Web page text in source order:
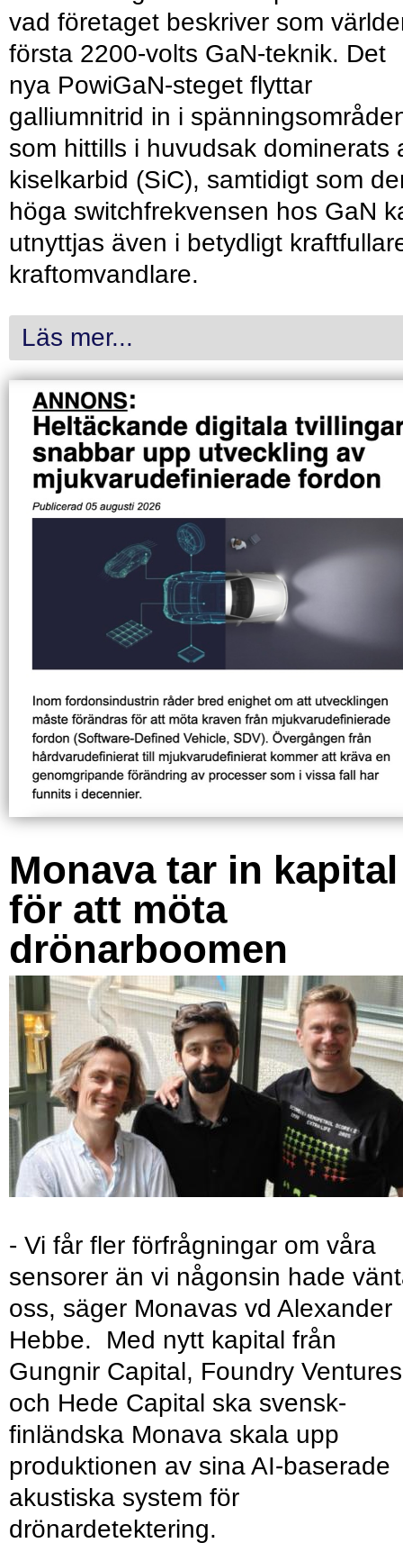
vad företaget beskriver som
första 2200-volts GaN-teknik. Det
nya PowiGaN-steget flyttar
galliumnitrid in i
som hittills i huvudsak dominerats
kiselkarbid (SiC), samtidigt som
höga switchfrekvensen hos GaN
utnyttjas även i betydligt
kraftomvandlare.
Läs mer...
Monava tar in kapital
för att möta
drönarboomen
- Vi får fler förfrågningar om våra
sensorer än vi någonsin hade
oss, säger Monavas vd Alexander
Hebbe. Med nytt kapital från
Gungnir Capital, Foundry Ventures
och Hede Capital ska svensk-
finländska Monava skala upp
produktionen av sina AI-baserade
akustiska system för
drönardetektering.